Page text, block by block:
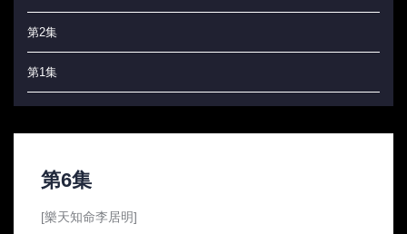
第2集
第1集
第6集
[樂天知命李居明]